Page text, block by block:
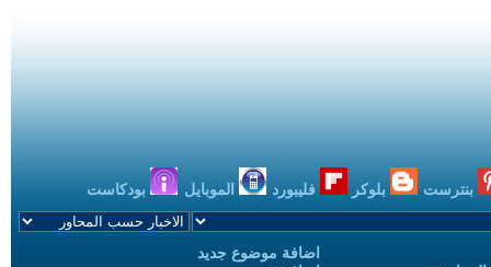
بنترست بلوكر فليبورد الموبايل بودكاست
اضافة موضوع جديد